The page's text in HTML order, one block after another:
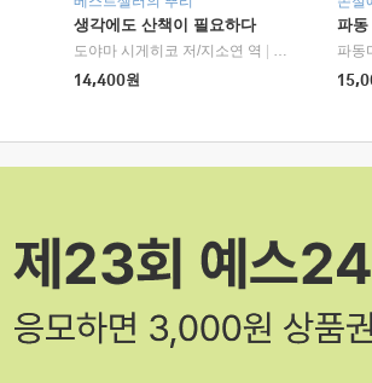
생각에도 산책이 필요하다
도야마 시게히코 저/지소연 역
알에이치코리
14,400원
파동
파동